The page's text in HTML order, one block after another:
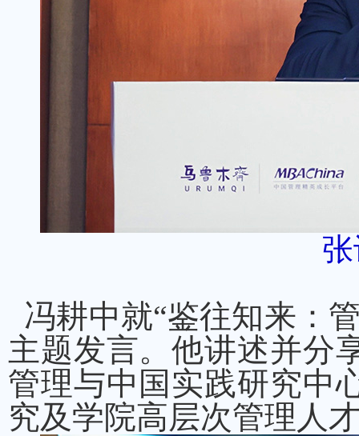
冯耕中就“鉴往知来：
主题发言。他讲述并分
管理与中国实践研究中
究及学院高层次管理人